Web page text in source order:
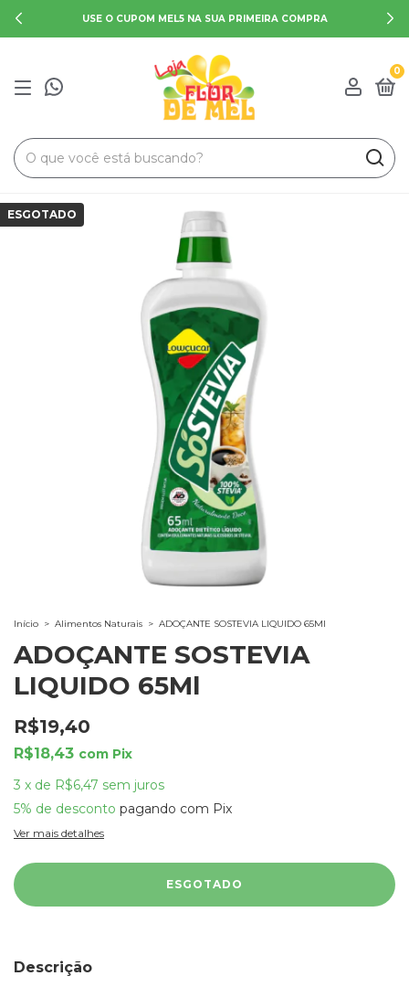
USE O CUPOM MEL5 NA SUA PRIMEIRA COMPRA
0
ESGOTADO
Início > Alimentos Naturais > ADOÇANTE SOSTEVIA LIQUIDO 65Ml
ADOÇANTE SOSTEVIA
LIQUIDO 65Ml
R$19,40
R$18,43 com Pix
3 x de R$6,47 sem juros
5% de desconto pagando com Pix
Ver mais detalhes
Descrição